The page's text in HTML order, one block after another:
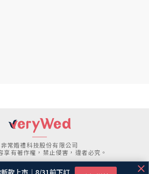
款上市｜8/31前下訂
非常婚禮科技股份有限公司
享有著作權，禁止侵害，違者必究。
© 2000-2020 veryWed.com